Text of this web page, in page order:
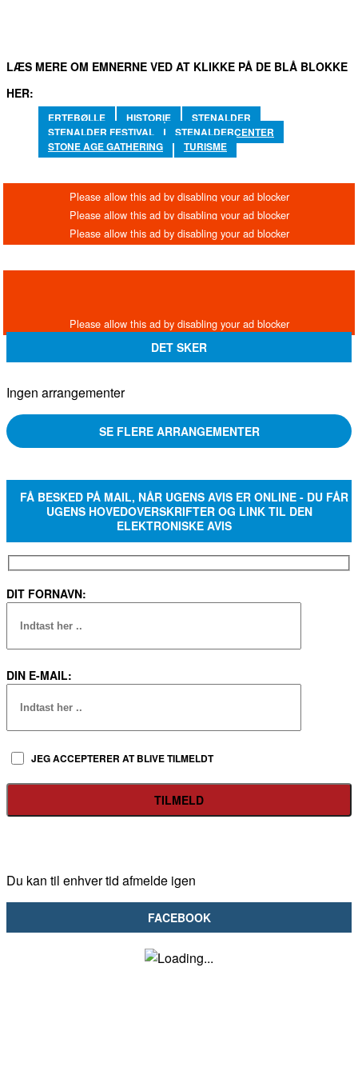
LÆS MERE OM EMNERNE VED AT KLIKKE PÅ DE BLÅ BLOKKE
HER:
ERTEBØLLE HISTORIE
STENALDER
STENALDER FESTIVAL
STENALDERCENTER
STONE AGE GATHERING
TURISME
DET SKER
Ingen arrangementer
SE FLERE ARRANGEMENTER
FÅ BESKED PÅ MAIL, NÅR UGENS AVIS ER ONLINE - DU FÅR
UGENS HOVEDOVERSKRIFTER OG LINK TIL DEN
ELEKTRONISKE AVIS
DIT FORNAVN:
DIN E-MAIL:
JEG ACCEPTERER AT BLIVE TILMELDT
Du kan til enhver tid afmelde igen
FACEBOOK